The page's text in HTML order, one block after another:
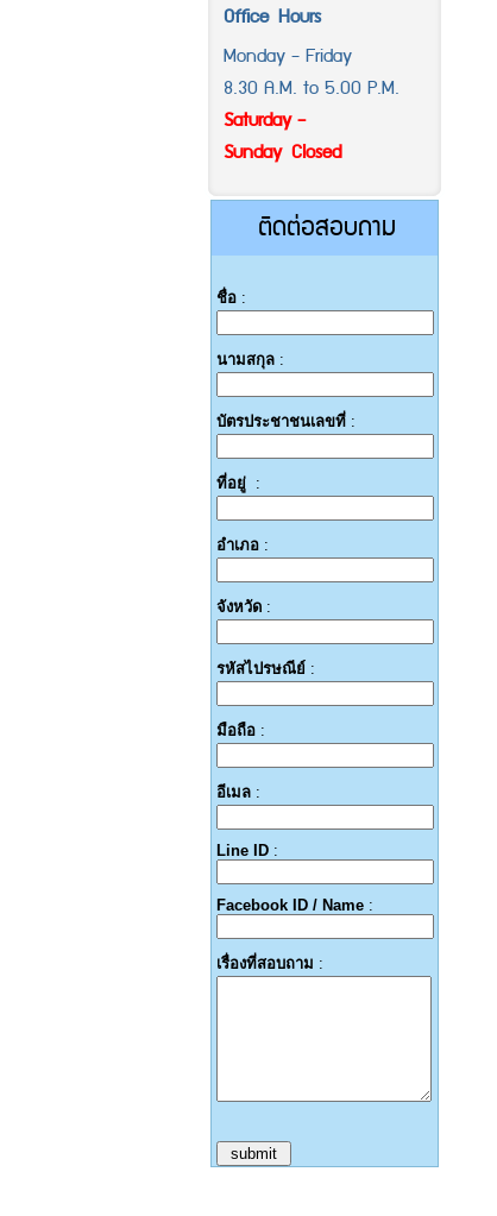
Office Hours
Monday - Friday
8.30 A.M. to 5.00 P.M.
Saturday -
Sunday Closed
ติดต่อสอบถาม
ชื่อ:
นามสกุล:
บัตรประชาชนเลขที่:
ที่อยู่ :
อำเภอ:
จังหวัด:
รหัสไปรษณีย์ :
มือถือ:
อีเมล:
Line ID:
Facebook ID / Name:
เรื่องที่สอบถาม :